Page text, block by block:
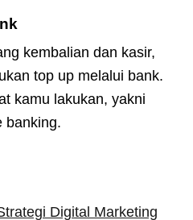
kembalian dan kasir,
top up melalui bank.
kamu lakukan, yakni
banking.
Digital Marketing